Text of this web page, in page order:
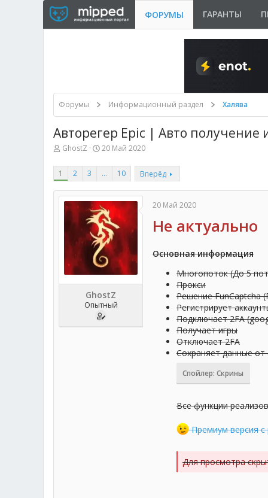
ФОРУМЫ ГАРАНТЫ
Форумы Информационный раздел Халява
Авторегер Epic | Авто получение
А
т
т
е
м
GhostZ
Д
т
а
а
ч
а
л
а
20 Май 2020
1 2 3 … 10 Вперёд
GhostZ
Опытный
20 Май 2020
Не актуально
Основная информация
Многопоток (До 5
Прокси
Решение FunCaptcha
Регистрирует
Подключает 2FA
Получает игры
Отключает 2FA
Сохраняет данные от
Спойлер: Скрины
Все функции
Премиум версия с
Для просмотра